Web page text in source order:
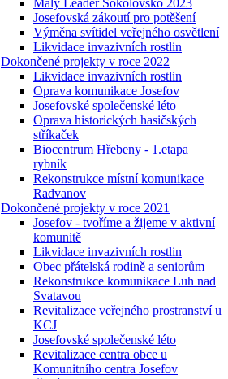
Malý Leader Sokolovsko 2023
Josefovská zákoutí pro potěšení
Výměna svítidel veřejného osvětlení
Likvidace invazivních rostlin
Dokončené projekty v roce 2022
Likvidace invazivních rostlin
Oprava komunikace Josefov
Josefovské společenské léto
Oprava historických hasičských
stříkaček
Biocentrum Hřebeny - 1.etapa
rybník
Rekonstrukce místní komunikace
Radvanov
Dokončené projekty v roce 2021
Josefov - tvoříme a žijeme v aktivní
komunitě
Likvidace invazivních rostlin
Obec přátelská rodině a seniorům
Rekonstrukce komunikace Luh nad
Svatavou
Revitalizace veřejného prostranství u
KCJ
Josefovské společenské léto
Revitalizace centra obce u
Komunitního centra Josefov